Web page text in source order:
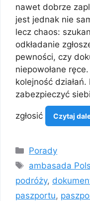
nawet dobrze
jest jednak nie
lecz chaos:
odkładanie
pewności, czy
niepowołane
kolejność
zabezpieczyć
zgłosić Czytaj
Kategorie
Porady
Tagi
ambasada
podróży,
paszportu,